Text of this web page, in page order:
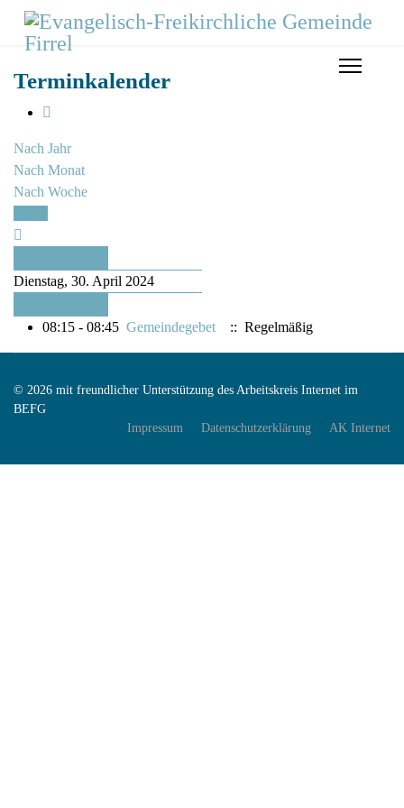
Terminkalender
Nach Jahr
Nach Monat
Nach Woche
Dienstag, 30. April 2024
08:15 - 08:45 Gemeindegebet :: Regelmäßig
© 2026 mit freundlicher Unterstützung des Arbeitskreis Internet im
BEFG
Impressum
Datenschutzerklärung AK Internet